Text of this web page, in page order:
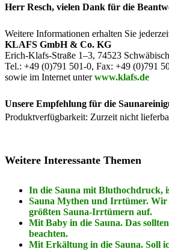
Herr Resch, vielen Dank für die
Weitere Informationen erhalten Sie
KLAFS GmbH & Co. KG
Erich-Klafs-Straße 1–3, 74523
Tel.: +49 (0)791 501-0, Fax: +49 (0)791
sowie im Internet unterwww.klafs.de
Unsere Empfehlung für die
Produktverfügbarkeit: Zurzeit nicht
Weitere Interessante Themen
In die Sauna mit Bluthochdruck,
Sauna Mythen und Irrtümer. Wir
größten Sauna-Irrtümern auf.
Mit Baby in die Sauna. Das
beachten.
Mit Erkältung in die Sauna. Soll